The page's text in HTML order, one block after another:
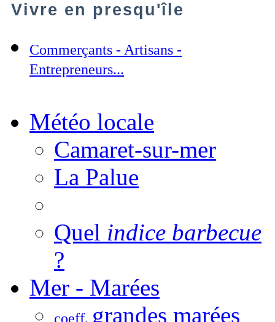
Vivre en presqu'île
Commerçants - Artisans -
Entrepreneurs...
Météo locale
Camaret-sur-mer
La Palue
Quel indice barbecue
?
Mer - Marées
coeff. grandes marées